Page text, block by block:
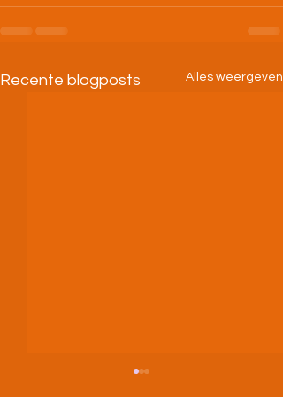
Recente blogposts Alles weergeven